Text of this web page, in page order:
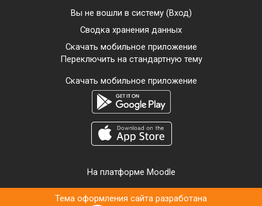
Вы не вошли в систему (Вход)
Сводка хранения данных
Скачать мобильное приложение
Переключить на стандартную тему
Скачать мобильное приложение
На платформе Moodle
Тема оформления сайта разработана